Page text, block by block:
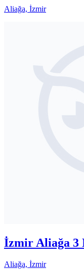
Aliağa, İzmir
İzmir Aliağa 3
Aliağa, İzmir